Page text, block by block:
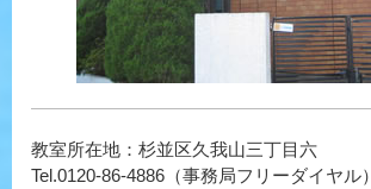
教室所在地：杉並区久我山三丁目六
Tel.0120-86-4886（事務局フリーダイヤル）